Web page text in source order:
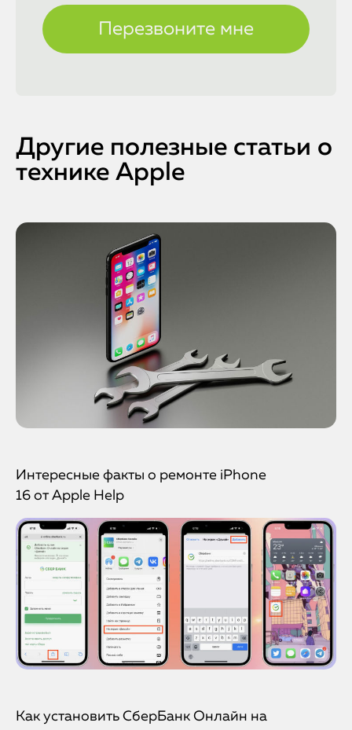
Другие полезные статьи о
технике Apple
Интересные факты о ремонте iPhone
16 от Apple Help
Как установить СберБанк Онлайн на